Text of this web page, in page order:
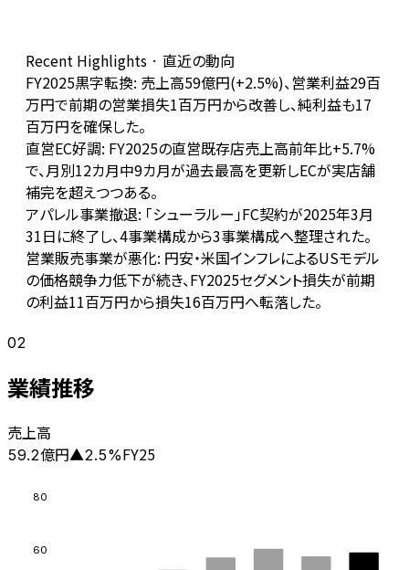
Recent Highlights · 直近の動向
FY2025黒字転換: 売上高59億円(+2.5%)、営業利益29百
万円で前期の営業損失1百万円から改善し、純利益も17
百万円を確保した。
直営EC好調: FY2025の直営既存店売上高前年比+5.7%
で、月別12カ月中9カ月が過去最高を更新しECが実店舗
補完を超えつつある。
アパレル事業撤退: 「シューラルー」FC契約が2025年3月
31日に終了し、4事業構成から3事業構成へ整理された。
営業販売事業が悪化: 円安・米国インフレによるUSモデル
の価格競争力低下が続き、FY2025セグメント損失が前期
の利益11百万円から損失16百万円へ転落した。
02
業績推移
売上高
59.2億円▲2.5%FY25
60
80